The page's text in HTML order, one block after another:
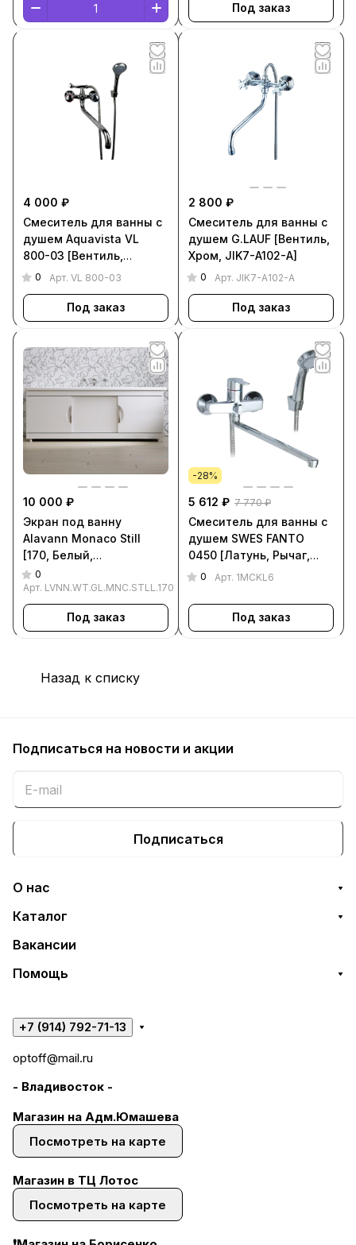
Под заказ
4 000 ₽
Смеситель для ванны с
душем Aquavista VL
800-03 [Вентиль,
Круглый, Хром, VL 800-
0 Арт. VL 800-03
Под заказ
2 800 ₽
Смеситель для ванны с
душем G.LAUF [Вентиль,
Хром, JIK7-A102-A]
0 Арт. JIK7-A102-A
Под заказ
10 000 ₽
Экран под ванну
Alavann Monaco Still
[170, Белый,
LVNN.WT.GL.MNC.STLL.170]
0
Арт. LVNN.WT.GL.MNC.STLL.170
Под заказ
-28%
5 612 ₽ 7 770 ₽
Смеситель для ванны с
душем SWES FANTO
0450 [Латунь, Рычаг,
Круглый, Хром, 1MCKL6]
0 Арт. 1MCKL6
Под заказ
Назад к списку
Подписаться на новости и акции
Подписаться
О нас
Каталог
Вакансии
Помощь
+7 (914) 792-71-13
optoff@mail.ru
- Владивосток -
Магазин на Адм.Юмашева
Посмотреть на карте
Магазин в ТЦ Лотос
Посмотреть на карте